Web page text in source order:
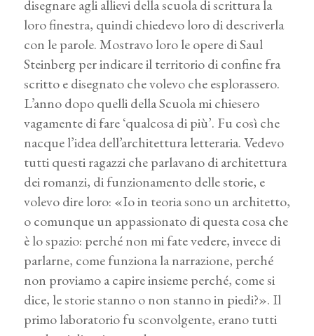
disegnare agli allievi della scuola di scrittura la
loro finestra, quindi chiedevo loro di descriverla
con le parole. Mostravo loro le opere di Saul
Steinberg per indicare il territorio di confine fra
scritto e disegnato che volevo che esplorassero.
L’anno dopo quelli della Scuola mi chiesero
vagamente di fare ‘qualcosa di più’. Fu così che
nacque l’idea dell’architettura letteraria. Vedevo
tutti questi ragazzi che parlavano di architettura
dei romanzi, di funzionamento delle storie, e
volevo dire loro: «Io in teoria sono un architetto,
o comunque un appassionato di questa cosa che
è lo spazio: perché non mi fate vedere, invece di
parlarne, come funziona la narrazione, perché
non proviamo a capire insieme perché, come si
dice, le storie stanno o non stanno in piedi?». Il
primo laboratorio fu sconvolgente, erano tutti